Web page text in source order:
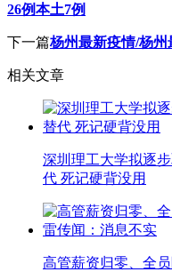
26例本土7例
下一篇杨州最新疫情/杨
相关文章
深圳理工大学拟逐
代 死记硬背没用
高管薪资归零、全